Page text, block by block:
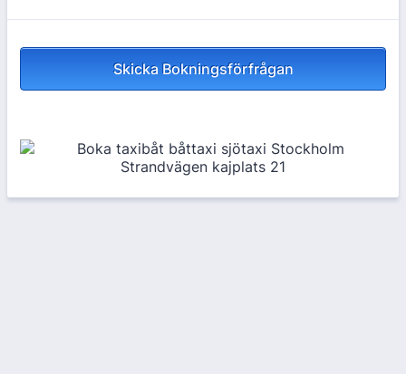
Skicka Bokningsförfrågan